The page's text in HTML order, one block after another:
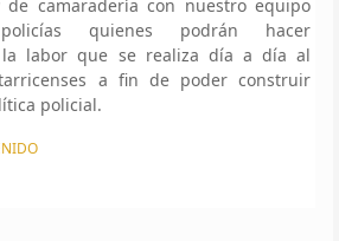
camaradería con nuestro equipo
quienes podrán hacer
la labor que se realiza día a día al
a fin de poder construir
policial.